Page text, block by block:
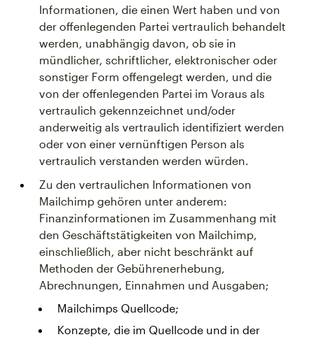
Informationen, die einen Wert haben und von
der offenlegenden Partei vertraulich behandelt
werden, unabhängig davon, ob sie in
mündlicher, schriftlicher, elektronischer oder
sonstiger Form offengelegt werden, und die
von der offenlegenden Partei im Voraus als
vertraulich gekennzeichnet und/oder
anderweitig als vertraulich identifiziert werden
oder von einer vernünftigen Person als
vertraulich verstanden werden würden.
Zu den vertraulichen Informationen von
Mailchimp gehören unter anderem:
Finanzinformationen im Zusammenhang mit
den Geschäftstätigkeiten von Mailchimp,
einschließlich, aber nicht beschränkt auf
Methoden der Gebührenerhebung,
Abrechnungen, Einnahmen und Ausgaben;
Mailchimps Quellcode;
Konzepte, die im Quellcode und in der